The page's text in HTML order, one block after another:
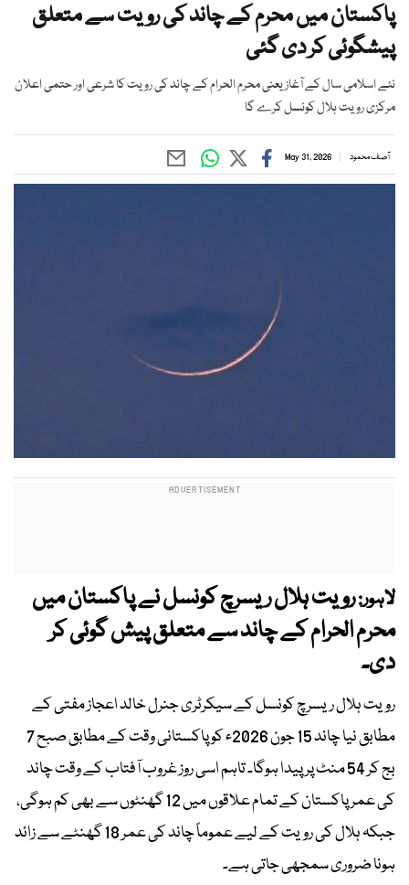
پاکستان میں محرم کے چاند کی رویت سے متعلق
پیشگوئی کر دی گئی
نئے اسلامی سال کے آغاز یعنی محرم الحرام کے چاند کی رویت کا شرعی اور حتمی اعلان
مرکزی رویت ہلال کونسل کرے گا
آصف محمود May 31, 2026
لاہور:رویت ہلال ریسرچ کونسل نے پاکستان میں
محرم الحرام کے چاند سے متعلق پیش گوئی کر
دی۔
رویت ہلال ریسرچ کونسل کے سیکرٹری جنرل خالد اعجاز مفتی کے
مطابق نیا چاند 15 جون 2026ء کو پاکستانی وقت کے مطابق صبح 7
بج کر 54 منٹ پر پیدا ہوگا۔ تاہم اسی روز غروب آفتاب کے وقت چاند
کی عمر پاکستان کے تمام علاقوں میں 12 گھنٹوں سے بھی کم ہوگی،
جبکہ ہلال کی رویت کے لیے عموماً چاند کی عمر 18 گھنٹے سے زائد
ہونا ضروری سمجھی جاتی ہے۔